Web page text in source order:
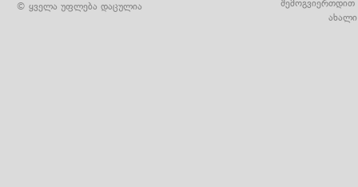
© ყველა უფლება დაცულია
შემოგვიერთდით
ახალი